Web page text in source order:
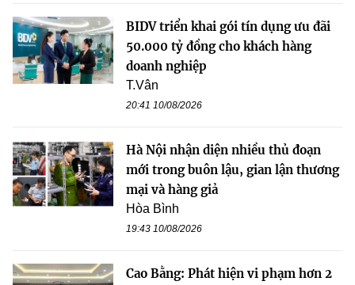
BIDV triển khai gói tín dụng ưu đãi
50.000 tỷ đồng cho khách hàng
doanh nghiệp
T.Vân
20:41 10/08/2026
Hà Nội nhận diện nhiều thủ đoạn
mới trong buôn lậu, gian lận thương
mại và hàng giả
Hòa Bình
19:43 10/08/2026
Cao Bằng: Phát hiện vi phạm hơn 2